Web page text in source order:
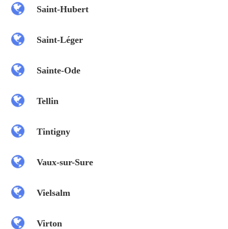
Saint-Hubert
Saint-Léger
Sainte-Ode
Tellin
Tintigny
Vaux-sur-Sure
Vielsalm
Virton